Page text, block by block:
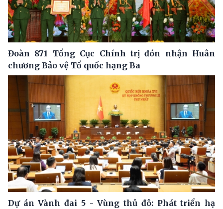
Đoàn 871 Tổng Cục Chính trị đón nhận Huân
chương Bảo vệ Tổ quốc hạng Ba
Dự án Vành đai 5 - Vùng thủ đô: Phát triển hạ